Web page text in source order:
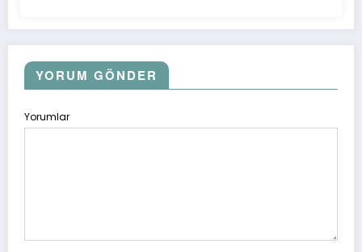
YORUM GÖNDER
Yorumlar